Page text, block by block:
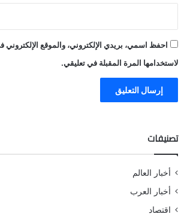
احفظ اسمي، بريدي الإلكتروني، والموقع الإلكتروني
لاستخدامها المرة المقبلة في تعليقي.
تصنيفات
أخبار العالم
أخبار العرب
اقتصاد